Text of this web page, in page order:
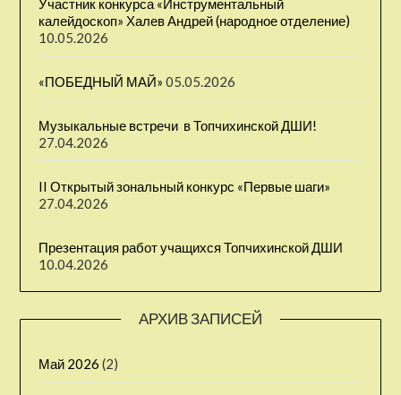
Участник конкурса «Инструментальный
калейдоскоп» Халев Андрей (народное отделение)
10.05.2026
«ПОБЕДНЫЙ МАЙ» 05.05.2026
Музыкальные встречи ⁣ в Топчихинской ДШИ!
27.04.2026
II Открытый зональный конкурс «Первые шаги» ⁣
27.04.2026
Презентация работ учащихся Топчихинской ДШИ
10.04.2026
АРХИВ ЗАПИСЕЙ
Май 2026 (2)